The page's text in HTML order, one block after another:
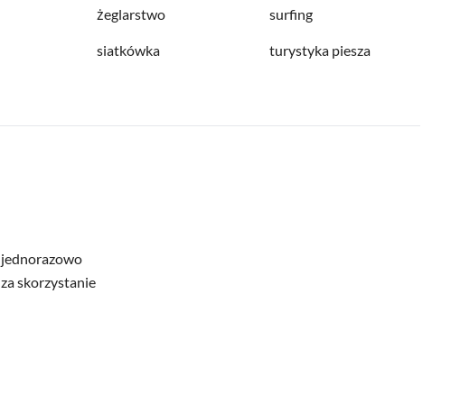
żeglarstwo surfing
siatkówka turystyka piesza
jednorazowo
za skorzystanie